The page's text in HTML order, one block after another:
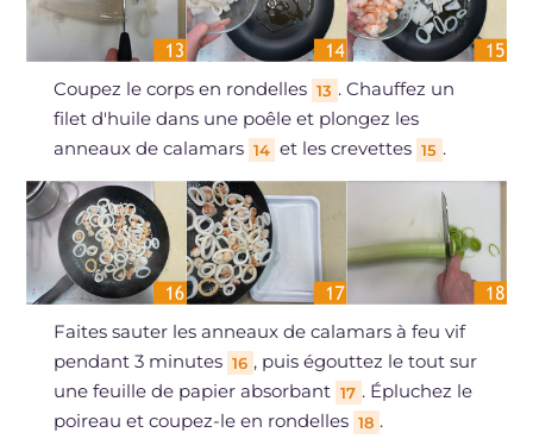
Coupez le corps en rondelles 13 . Chauffez un
filet d'huile dans une poêle et plongez les
anneaux de calamars 14 et les crevettes 15 .
Faites sauter les anneaux de calamars à feu vif
pendant 3 minutes 16 , puis égouttez le tout sur
une feuille de papier absorbant 17 . Épluchez le
poireau et coupez-le en rondelles 18 .